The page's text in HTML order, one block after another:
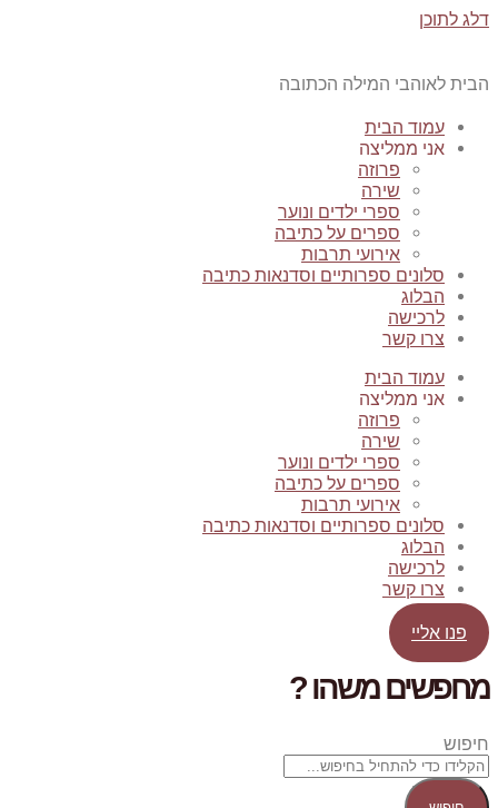
דלג לתוכן
הבית לאוהבי המילה הכתובה
עמוד הבית
אני ממליצה
פרוזה
שירה
ספרי ילדים ונוער
ספרים על כתיבה
אירועי תרבות
סלונים ספרותיים וסדנאות כתיבה
הבלוג
לרכישה
צרו קשר
עמוד הבית
אני ממליצה
פרוזה
שירה
ספרי ילדים ונוער
ספרים על כתיבה
אירועי תרבות
סלונים ספרותיים וסדנאות כתיבה
הבלוג
לרכישה
צרו קשר
פנו אליי
מחפשים משהו ?
חיפוש